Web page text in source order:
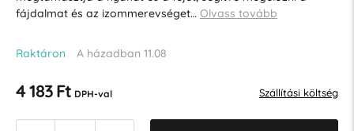
fájdalmat és az izommerevséget… Olvass tovább
Raktáron A házadban 11.08
4 183 Ft DPH-val Szállítási költség